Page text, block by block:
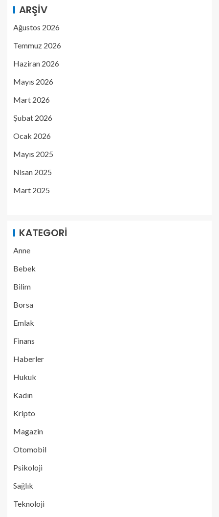
ARŞIV
Ağustos 2026
Temmuz 2026
Haziran 2026
Mayıs 2026
Mart 2026
Şubat 2026
Ocak 2026
Mayıs 2025
Nisan 2025
Mart 2025
KATEGORI
Anne
Bebek
Bilim
Borsa
Emlak
Finans
Haberler
Hukuk
Kadın
Kripto
Magazin
Otomobil
Psikoloji
Sağlık
Teknoloji